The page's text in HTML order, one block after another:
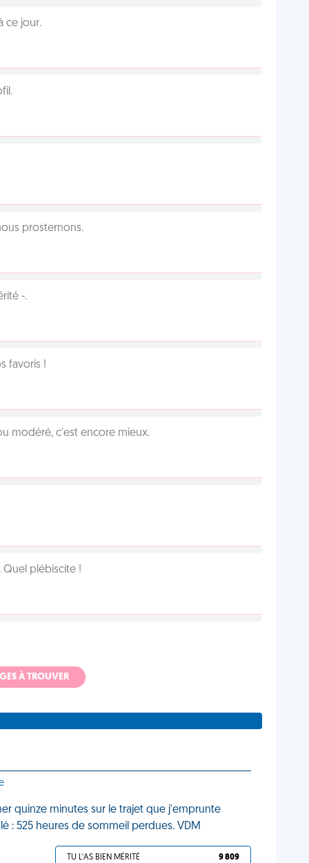
ce jour.
prosternons.
-.
favoris !
modéré, c'est encore mieux.
Quel plébiscite !
À TROUVER
quinze minutes sur le trajet que j'emprunte
: 525 heures de sommeil perdues. VDM
TU L'AS BIEN MÉRITÉ 9 809